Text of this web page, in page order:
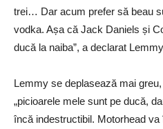
trei… Dar acum prefer să beau
vodka. Așa că Jack Daniels și
ducă la naiba”, a declarat
Lemmy se deplasează mai
„picioarele mele sunt pe ducă,
încă indestructibil. Motorhead